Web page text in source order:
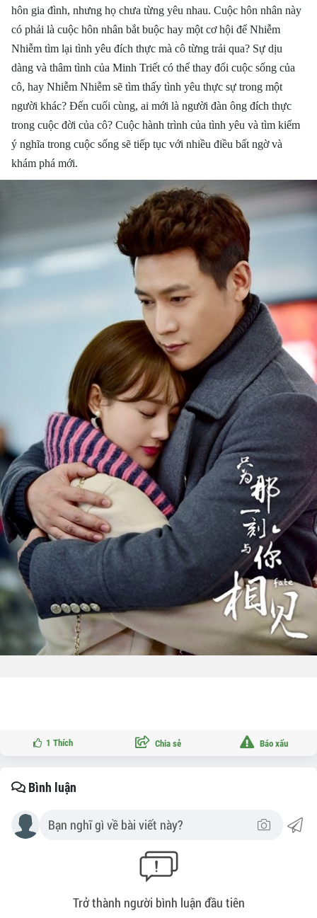
hôn gia đình, nhưng họ chưa từng yêu nhau. Cuộc hôn nhân này
có phải là cuộc hôn nhân bắt buộc hay một cơ hội để Nhiễm
Nhiễm tìm lại tình yêu đích thực mà cô từng trải qua? Sự dịu
dàng và thâm tình của Minh Triết có thể thay đổi cuộc sống của
cô, hay Nhiễm Nhiễm sẽ tìm thấy tình yêu thực sự trong một
người khác? Đến cuối cùng, ai mới là người đàn ông đích thực
trong cuộc đời của cô? Cuộc hành trình của tình yêu và tìm kiếm
ý nghĩa trong cuộc sống sẽ tiếp tục với nhiều điều bất ngờ và
khám phá mới.
1 Thích Chia sẻ Báo xấu
Bình luận
Trở thành người bình luận đầu tiên